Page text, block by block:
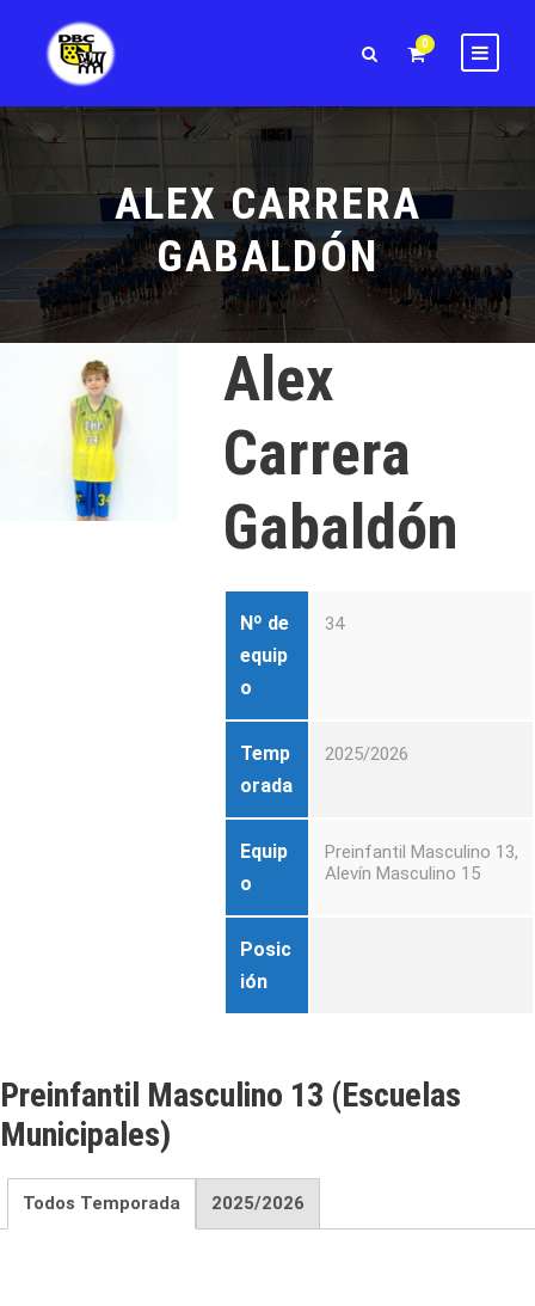
0
ALEX CARRERA
GABALDÓN
Alex
Carrera
Gabaldón
Nº de
equip
o
34
Temp
orada
2025/2026
Equip
o
Preinfantil Masculino 13,
Alevín Masculino 15
Posic
ión
Preinfantil Masculino 13 (Escuelas
Municipales)
Todos Temporada 2025/2026